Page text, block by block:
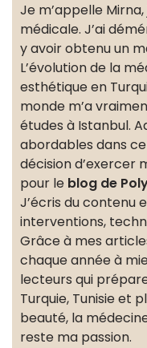
Je m’appelle
médicale. J’ai
y avoir obtenu un
L’évolution de la
esthétique en
monde m’a
études à Istanbul.
abordables dans ce
décision
pour le blog de
J’écris du contenu
interventions,
Grâce à mes
chaque année à
lecteurs qui
Turquie, Tunisie et
beauté, la
reste ma passion.